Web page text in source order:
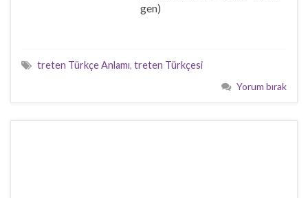
gen)
treten Türkçe Anlamı, treten Türkçesi
Yorum bırak